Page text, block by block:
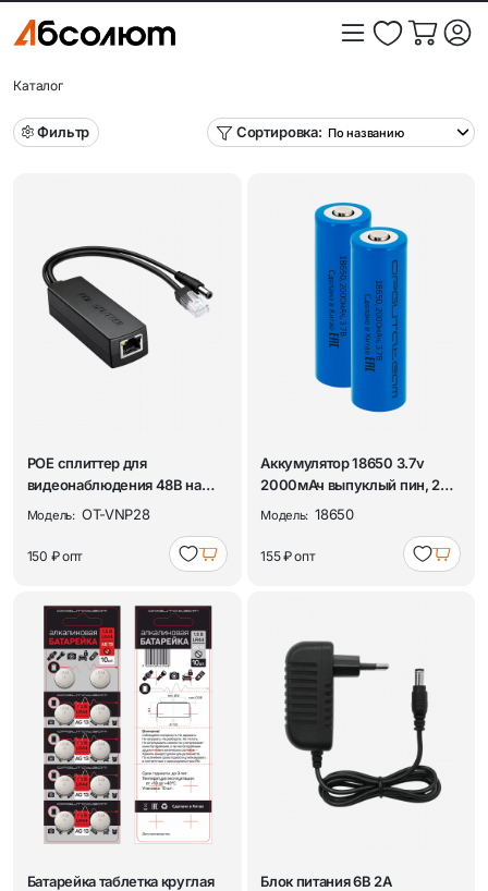
Каталог
Фильтр Сортировка:
POE сплиттер для
видеонаблюдения 48В на
12В Орбита OT-VNP28
Модель: OT-VNP28
150 ₽опт
Аккумулятор 18650 3.7v
2000мАч выпуклый пин, 2шт
Орбита
Модель: 18650
155 ₽опт
Батарейка таблетка круглая
Блок питания 6В 2А